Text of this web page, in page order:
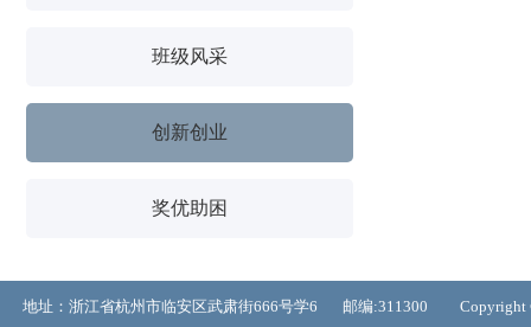
班级风采
创新创业
奖优助困
地址：浙江省杭州市临安区武肃街666号学6 邮编:311300 Copyright